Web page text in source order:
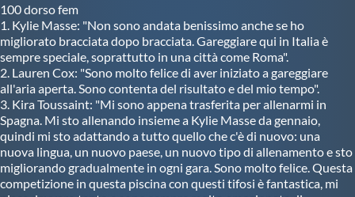
100 dorso fem
1. Kylie Masse: "Non sono andata benissimo anche se ho
migliorato bracciata dopo bracciata. Gareggiare qui in Italia è
sempre speciale, soprattutto in una città come Roma".
2. Lauren Cox: "Sono molto felice di aver iniziato a gareggiare
all'aria aperta. Sono contenta del risultato e del mio tempo".
3. Kira Toussaint: "Mi sono appena trasferita per allenarmi in
Spagna. Mi sto allenando insieme a Kylie Masse da gennaio,
quindi mi sto adattando a tutto quello che c'è di nuovo: una
nuova lingua, un nuovo paese, un nuovo tipo di allenamento e sto
migliorando gradualmente in ogni gara. Sono molto felice. Questa
competizione in questa piscina con questi tifosi è fantastica, mi